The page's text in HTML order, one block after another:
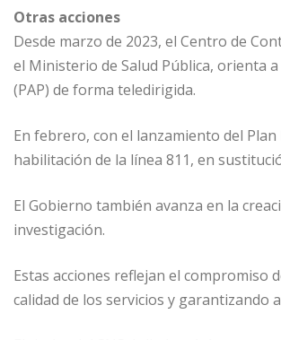
Otras acciones
Desde marzo de 2023, el Centro de
el Ministerio de Salud Pública, orienta
(PAP) de forma teledirigida.
En febrero, con el lanzamiento del
habilitación de la línea 811, en
El Gobierno también avanza en la
investigación.
Estas acciones reflejan el compromiso
calidad de los servicios y